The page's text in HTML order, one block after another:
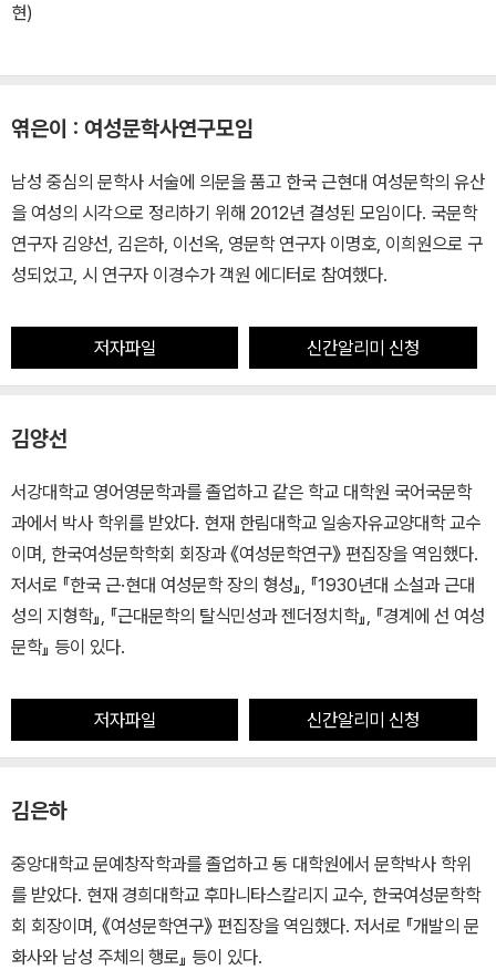
현)
엮은이 : 여성문학사연구모임
남성 중심의 문학사 서술에 의문을 품고 한국 근현대 여성문학의 유산
을 여성의 시각으로 정리하기 위해 2012년 결성된 모임이다. 국문학
연구자 김양선, 김은하, 이선옥, 영문학 연구자 이명호, 이희원으로 구
성되었고, 시 연구자 이경수가 객원 에디터로 참여했다.
저자파일 신간알리미 신청
김양선
서강대학교 영어영문학과를 졸업하고 같은 학교 대학원 국어국문학
과에서 박사 학위를 받았다. 현재 한림대학교 일송자유교양대학 교수
이며, 한국여성문학학회 회장과 《여성문학연구》 편집장을 역임했다.
저서로 『한국 근·현대 여성문학 장의 형성』, 『1930년대 소설과 근대
성의 지형학』, 『근대문학의 탈식민성과 젠더정치학』, 『경계에 선 여성
문학』 등이 있다.
저자파일 신간알리미 신청
김은하
중앙대학교 문예창작학과를 졸업하고 동 대학원에서 문학박사 학위
를 받았다. 현재 경희대학교 후마니타스칼리지 교수, 한국여성문학학
회 회장이며, 《여성문학연구》 편집장을 역임했다. 저서로 『개발의 문
화사와 남성 주체의 행로』 등이 있다.